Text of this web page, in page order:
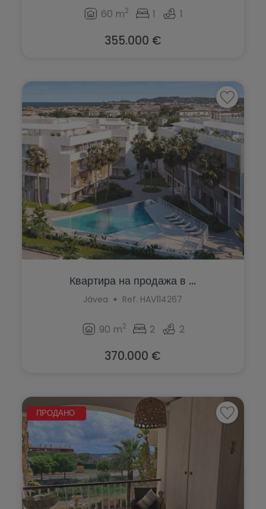
60 m2 1 1
355.000 €
Квартира на продажа в ...
Jávea Ref. HAV114267
90 m2 2 2
370.000 €
ПРОДАНО